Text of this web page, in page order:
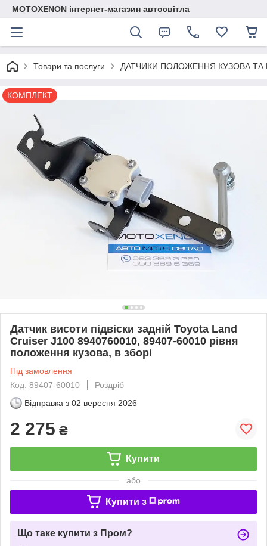
MOTOXENON інтернет-магазин автосвітла
Товари та послуги ДАТЧИКИ ПОЛОЖЕННЯ КУЗОВА ТА
КОМПЛЕКТ
Датчик висоти підвіски задній Toyota Land
Cruiser J100 8940760010, 89407-60010 рівня
положення кузова, в зборі
Під замовлення
Код: 89407-60010
Роздріб
Відправка з 02 вересня 2026
2 275 ₴
Купити
або
Купити з
Що таке купити з Пром?